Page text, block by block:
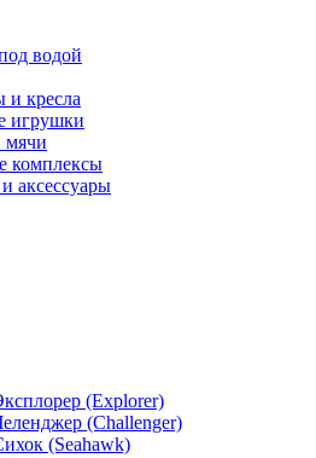
водой
и кресла
игрушки
мячи
комплексы
аксессуары
(Explorer)
(Challenger)
(Seahawk)